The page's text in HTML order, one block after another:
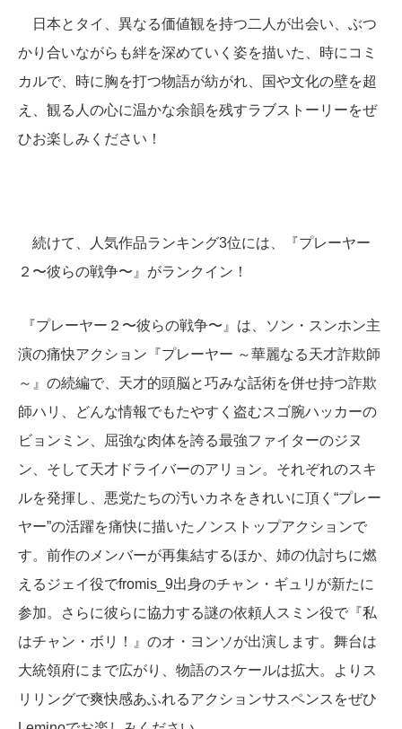
日本とタイ、異なる価値観を持つ二人が出会い、ぶつ
かり合いながらも絆を深めていく姿を描いた、時にコミ
カルで、時に胸を打つ物語が紡がれ、国や文化の壁を超
え、観る人の心に温かな余韻を残すラブストーリーをぜ
ひお楽しみください！
続けて、人気作品ランキング3位には、『プレーヤー
２〜彼らの戦争〜』がランクイン！
『プレーヤー２〜彼らの戦争〜』は、ソン・スンホン主
演の痛快アクション『プレーヤー ～華麗なる天才詐欺師
～』の続編で、天才的頭脳と巧みな話術を併せ持つ詐欺
師ハリ、どんな情報でもたやすく盗むスゴ腕ハッカーの
ビョンミン、屈強な肉体を誇る最強ファイターのジヌ
ン、そして天才ドライバーのアリョン。それぞれのスキ
ルを発揮し、悪党たちの汚いカネをきれいに頂く“プレー
ヤー”の活躍を痛快に描いたノンストップアクションで
す。前作のメンバーが再集結するほか、姉の仇討ちに燃
えるジェイ役でfromis_9出身のチャン・ギュリが新たに
参加。さらに彼らに協力する謎の依頼人スミン役で『私
はチャン・ボリ！』のオ・ヨンソが出演します。舞台は
大統領府にまで広がり、物語のスケールは拡大。よりス
リリングで爽快感あふれるアクションサスペンスをぜひ